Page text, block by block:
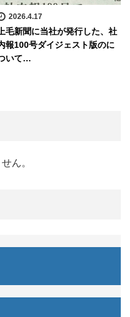
2026.4.17
上毛新聞に当社が発行した、社
報100号ダイジェスト版のに
いて…
ん。